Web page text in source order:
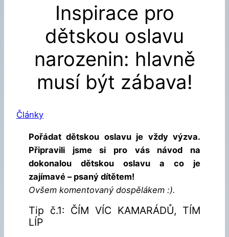
Inspirace pro
dětskou oslavu
narozenin: hlavně
musí být zábava!
Články
Pořádat dětskou oslavu je vždy výzva.
Připravili jsme si pro vás návod na
dokonalou dětskou oslavu a co je
zajímavé – psaný dítětem!
Ovšem komentovaný dospělákem :).
Tip č.1: ČÍM VÍC KAMARÁDŮ, TÍM
LÍP